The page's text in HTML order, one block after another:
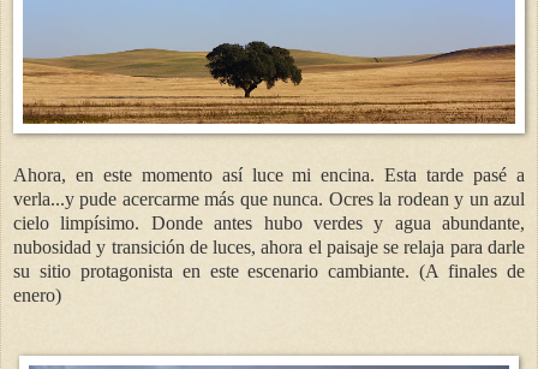
Ahora, en este momento así luce mi encina. Esta tarde pasé a
verla...y pude acercarme más que nunca. Ocres la rodean y un azul
cielo limpísimo. Donde antes hubo verdes y agua abundante,
nubosidad y transición de luces, ahora el paisaje se relaja para darle
su sitio protagonista en este escenario cambiante. (A finales de
enero)